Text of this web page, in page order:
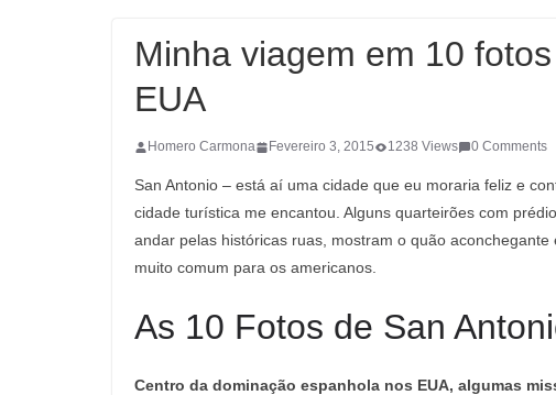
Minha viagem em 10
EUA
Homero Carmona Fevereiro 3, 2015 1238 Views 0 Comments
San Antonio – está aí uma cidade que eu moraria feliz e
cidade turística me encantou. Alguns quarteirões com
andar pelas históricas ruas, mostram o quão
muito comum para os americanos.
As 10 Fotos de San
Centro da dominação espanhola nos EUA, algumas